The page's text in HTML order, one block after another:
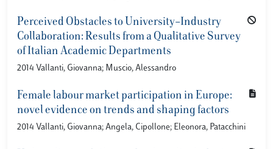
Perceived Obstacles to University–Industry
Collaboration: Results from a Qualitative Survey
of Italian Academic Departments
2014 Vallanti, Giovanna; Muscio, Alessandro
Female labour market participation in Europe:
novel evidence on trends and shaping factors
2014 Vallanti, Giovanna; Angela, Cipollone; Eleonora, Patacchini